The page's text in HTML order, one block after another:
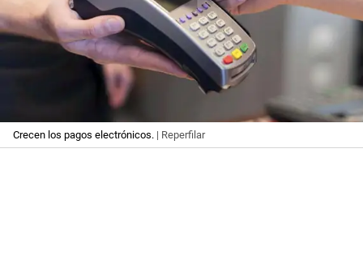
Crecen los pagos electrónicos. | Reperfilar